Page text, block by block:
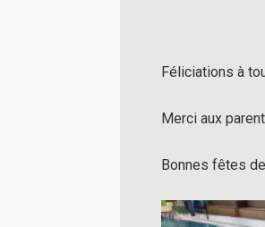
Féliciations à
Merci aux
Bonnes fêtes